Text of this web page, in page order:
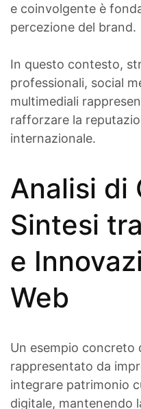
e coinvolgente è
percezione del brand.
In questo contesto,
professionali, social
multimediali
rafforzare la
internazionale.
Analisi di
Sintesi
e
Web
Un esempio concreto
rappresentato da
integrare patrimonio
digitale, mantenendo